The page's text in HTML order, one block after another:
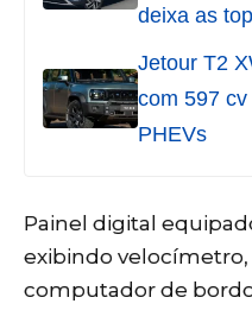
deixa as
Jetour T2
com 597
PHEVs
Painel digital
exibindo velocímetro,
computador de